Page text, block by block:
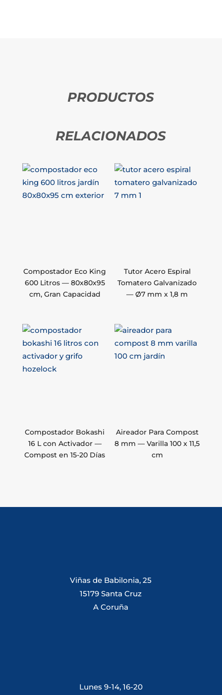
PRODUCTOS
RELACIONADOS
Compostador Eco King
600 Litros — 80x80x95
cm, Gran Capacidad
Tutor Acero Espiral
Tomatero Galvanizado
— Ø7 mm x 1,8 m
Compostador Bokashi
16 L con Activador —
Compost en 15-20 Días
Aireador Para Compost
8 mm — Varilla 100 x 11,5
cm
Viñas de Babilonia, 25
15179 Santa Cruz
A Coruña
Lunes 9-14, 16-20